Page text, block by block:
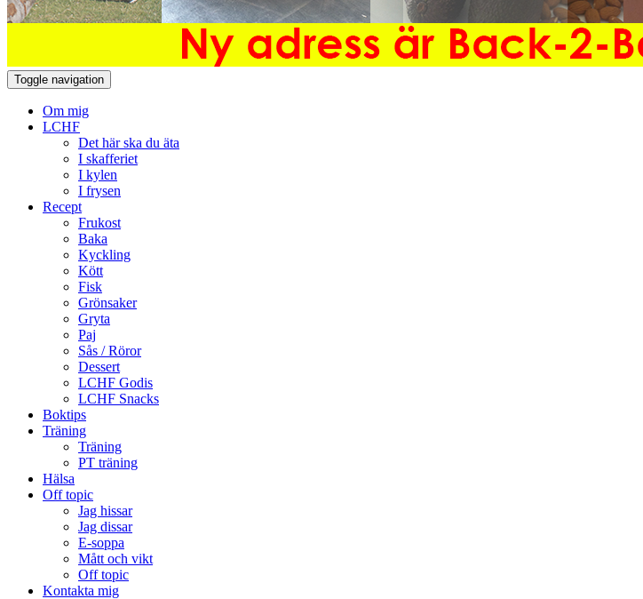
Toggle navigation
Om mig
LCHF
Det här ska du äta
I skafferiet
I kylen
I frysen
Recept
Frukost
Baka
Kyckling
Kött
Fisk
Grönsaker
Gryta
Paj
Sås / Röror
Dessert
LCHF Godis
LCHF Snacks
Boktips
Träning
Träning
PT träning
Hälsa
Off topic
Jag hissar
Jag dissar
E-soppa
Mått och vikt
Off topic
Kontakta mig